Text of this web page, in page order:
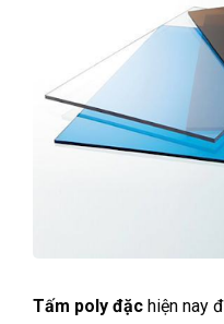
Tấm poly đặc hiện nay